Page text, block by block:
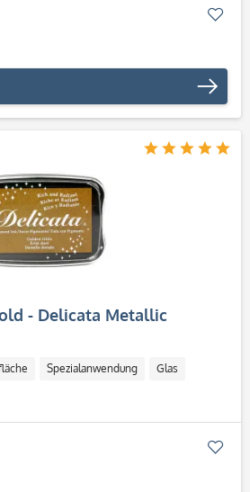
- Delicata Metallic
Spezialanwendung Glas